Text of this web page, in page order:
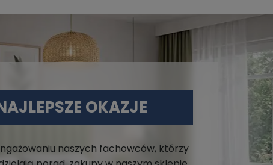
OKAZJE
naszych fachowców, którzy